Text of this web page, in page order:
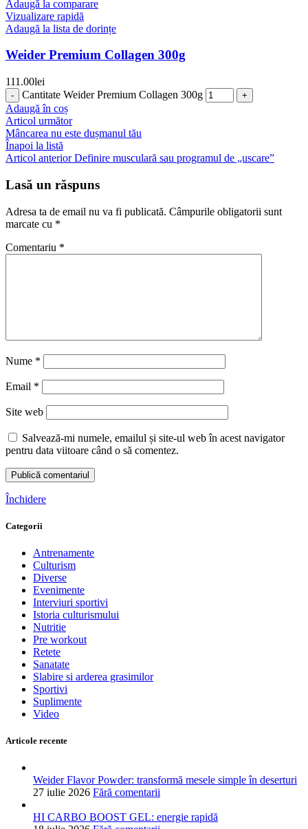
Adaugă la comparare
Vizualizare rapidă
Adaugă la lista de dorințe
Weider Premium Collagen 300g
111.00lei
Cantitate Weider Premium Collagen 300g
Adaugă în coș
Articol următor
Mâncarea nu este dușmanul tău
Înapoi la listă
Articol anterior Definire musculară sau programul de „uscare”
Lasă un răspuns
Adresa ta de email nu va fi publicată. Câmpurile obligatorii sunt
marcate cu *
Comentariu *
Nume *
Email *
Site web
Salvează-mi numele, emailul și site-ul web în acest navigator
pentru data viitoare când o să comentez.
Închidere
Categorii
Antrenamente
Culturism
Diverse
Evenimente
Interviuri sportivi
Istoria culturismului
Nutritie
Pre workout
Retete
Sanatate
Slabire si arderea grasimilor
Sportivi
Suplimente
Video
Articole recente
Weider Flavor Powder: transformă mesele simple în deserturi
27 iulie 2026 Fără comentarii
HI CARBO BOOST GEL: energie rapidă